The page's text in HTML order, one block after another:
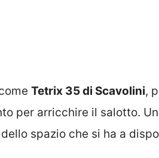
Tetrix 35 di Scavolini,
per arricchire il salotto.
spazio che si ha a